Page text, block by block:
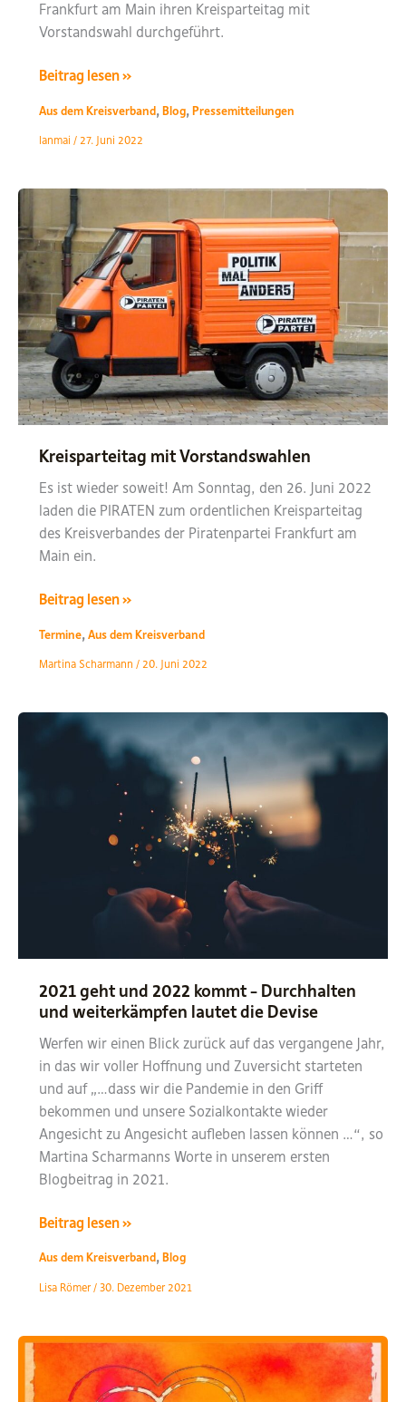
Frankfurt am Main ihren Kreisparteitag mit
Vorstandswahl durchgeführt.
Piratenpartei
am
Main
neuen
auf
ihrem
Kreisparteitag
2022.1
Beitrag lesen »
Aus dem Kreisverband,Blog,Pressemitteilungen
lanmai/27. Juni 2022
Kreisparteitag mit Vorstandswahlen
Es ist wieder soweit! Am Sonntag, den 26. Juni 2022
laden die PIRATEN zum ordentlichen Kreisparteitag
des Kreisverbandes der Piratenpartei Frankfurt am
Main ein.
Kreisparteitag
Vorstandswahlen
Beitrag lesen »
Termine,Aus dem Kreisverband
Martina Scharmann/20. Juni 2022
2021 geht und 2022 kommt – Durchhalten
und weiterkämpfen lautet die Devise
Werfen wir einen Blick zurück auf das vergangene Jahr,
in das wir voller Hoffnung und Zuversicht starteten
und auf „…dass wir die Pandemie in den Griff
bekommen und unsere Sozialkontakte wieder
Angesicht zu Angesicht aufleben lassen können …“, so
Martina Scharmanns Worte in unserem ersten
Blogbeitrag in 2021.
2021
und
2022
–
Durchhalten
und
Beitrag lesen »
Aus dem Kreisverband,Blog
Lisa Römer/30. Dezember 2021